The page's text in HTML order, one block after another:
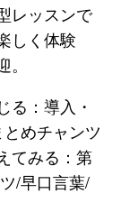
レッスンで
しく体験
：導入・
めチャンツ
てみる：第
/早口言葉/